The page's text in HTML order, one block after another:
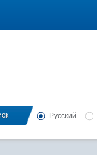
Русский